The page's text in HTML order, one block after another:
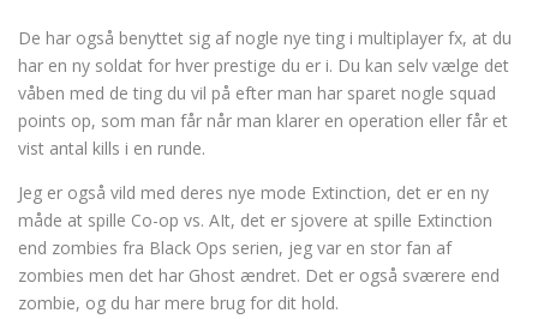
De har også benyttet sig af nogle nye ting i multiplayer fx, at du
har en ny soldat for hver prestige du er i. Du kan selv vælge det
våben med de ting du vil på efter man har sparet nogle squad
points op, som man får når man klarer en operation eller får et
vist antal kills i en runde.
Jeg er også vild med deres nye mode Extinction, det er en ny
måde at spille Co-op vs. AIt, det er sjovere at spille Extinction
end zombies fra Black Ops serien, jeg var en stor fan af
zombies men det har Ghost ændret. Det er også sværere end
zombie, og du har mere brug for dit hold.